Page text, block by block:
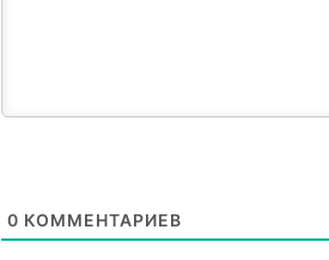
0 КОММЕНТАРИЕВ